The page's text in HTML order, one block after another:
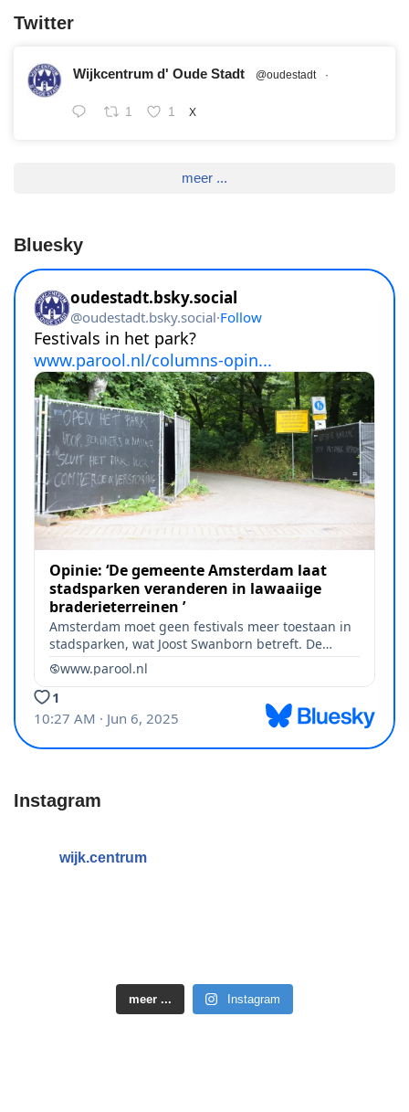
Twitter
Wijkcentrum d' Oude Stadt @oudestadt ·
1 1 X
meer ...
Bluesky
Instagram
wijk.centrum
meer ... Instagram